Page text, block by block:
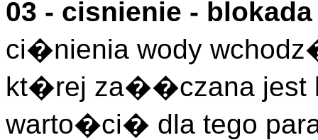
03 - cisnienie -
ci�nienia wody
kt�rej za��czana jest
warto�ci� dla tego